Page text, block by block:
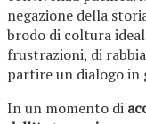
negazione della
brodo di coltura
frustrazioni, di
partire un dialogo in
In un momento di